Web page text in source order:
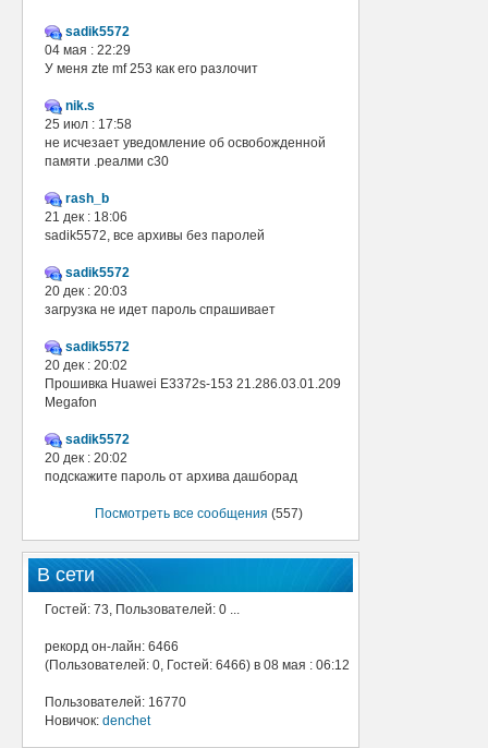
sadik5572
04 мая : 22:29
У меня zte mf 253 как его разлочит
nik.s
25 июл : 17:58
не исчезает уведомление об освобожденной
памяти .реалми с30
rash_b
21 дек : 18:06
sadik5572, все архивы без паролей
sadik5572
20 дек : 20:03
загрузка не идет пароль спрашивает
sadik5572
20 дек : 20:02
Прошивка Huawei E3372s-153 21.286.03.01.209
Megafon
sadik5572
20 дек : 20:02
подскажите пароль от архива дашборад
Посмотреть все сообщения (557)
В сети
Гостей: 73, Пользователей: 0 ...
рекорд он-лайн: 6466
(Пользователей: 0, Гостей: 6466) в 08 мая : 06:12
Пользователей: 16770
Новичок: denchet